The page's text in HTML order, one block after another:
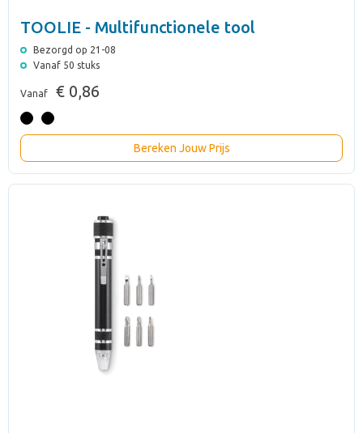
TOOLIE - Multifunctionele tool
Bezorgd op 21-08
Vanaf 50 stuks
Vanaf € 0,86
Bereken Jouw Prijs